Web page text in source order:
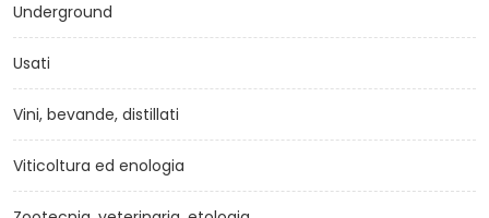
Underground
Usati
Vini, bevande, distillati
Viticoltura ed enologia